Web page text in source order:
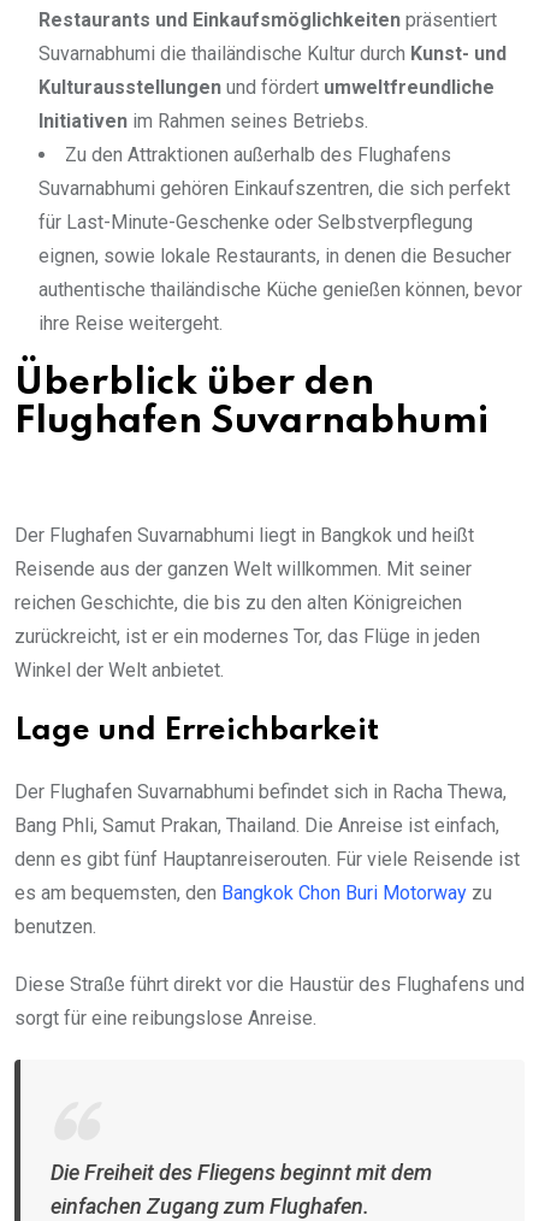
Restaurants und Einkaufsmöglichkeiten präsentiert
Suvarnabhumi die thailändische Kultur durch Kunst- und
Kulturausstellungen und fördert umweltfreundliche
Initiativen im Rahmen seines Betriebs.
Zu den Attraktionen außerhalb des Flughafens
Suvarnabhumi gehören Einkaufszentren, die sich perfekt
für Last-Minute-Geschenke oder Selbstverpflegung
eignen, sowie lokale Restaurants, in denen die Besucher
authentische thailändische Küche genießen können, bevor
ihre Reise weitergeht.
Überblick über den
Flughafen Suvarnabhumi
Der Flughafen Suvarnabhumi liegt in Bangkok und heißt
Reisende aus der ganzen Welt willkommen. Mit seiner
reichen Geschichte, die bis zu den alten Königreichen
zurückreicht, ist er ein modernes Tor, das Flüge in jeden
Winkel der Welt anbietet.
Lage und Erreichbarkeit
Der Flughafen Suvarnabhumi befindet sich in Racha Thewa,
Bang Phli, Samut Prakan, Thailand. Die Anreise ist einfach,
denn es gibt fünf Hauptanreiserouten. Für viele Reisende ist
es am bequemsten, den Bangkok Chon Buri Motorway zu
benutzen.
Diese Straße führt direkt vor die Haustür des Flughafens und
sorgt für eine reibungslose Anreise.
Die Freiheit des Fliegens beginnt mit dem
einfachen Zugang zum Flughafen.